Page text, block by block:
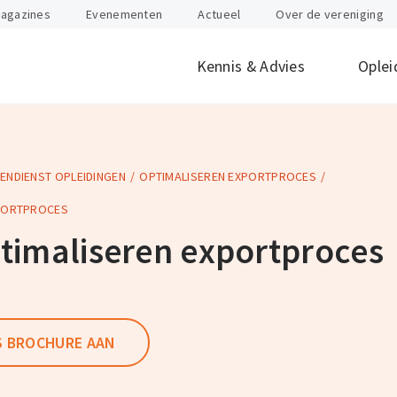
Kennis & Advies
Internationaal
Juridisch
Supply Chain Management Vervoer
Btw Douane
Logistiek Management Wegtransport
Evenementen Actueel Over de vereniging
OPLEIDINGEN OPTIMALISEREN EXPORTPROCES
exportproces
AAN